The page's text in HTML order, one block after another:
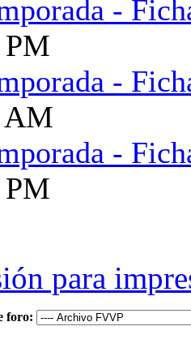
-
PM
-
AM
-
PM
para
foro: